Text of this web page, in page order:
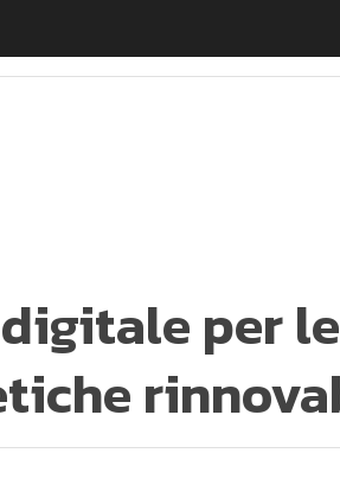
per le